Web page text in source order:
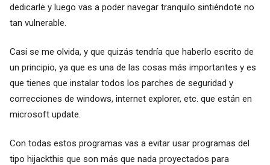
dedicarle y luego vas a poder navegar tranquilo sintiéndote no
tan vulnerable.
Casi se me olvida, y que quizás tendría que haberlo escrito de
un principio, ya que es una de las cosas más importantes y es
que tienes que instalar todos los parches de seguridad y
correcciones de windows, internet explorer, etc. que están en
microsoft update.
Con todas estos programas vas a evitar usar programas del
tipo hijackthis que son más que nada proyectados para